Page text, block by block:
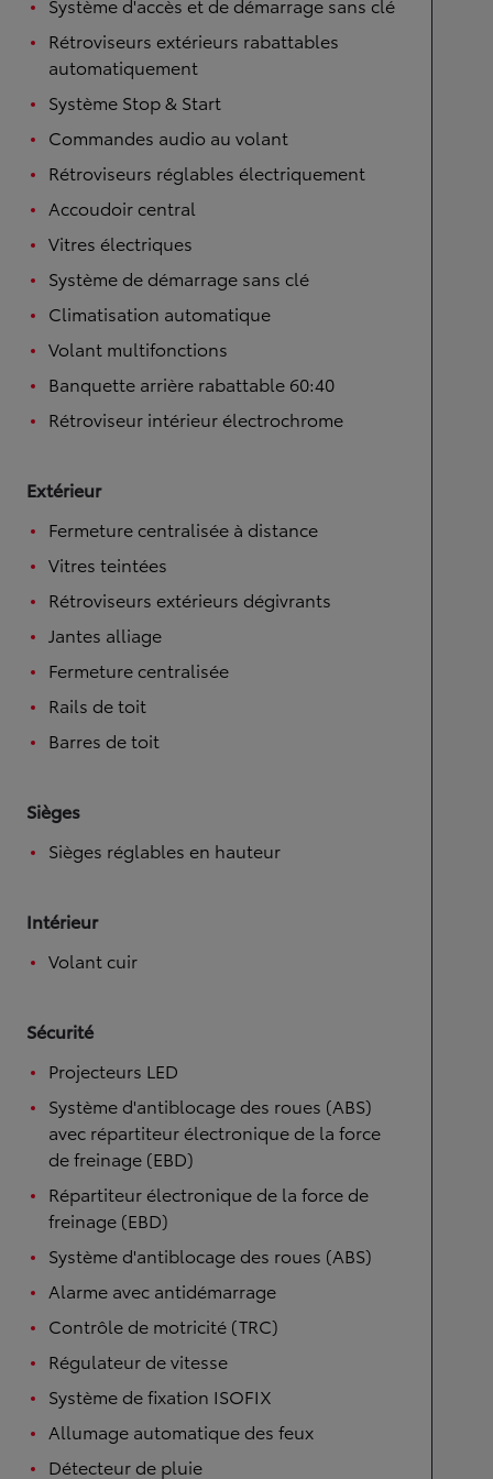
Rétroviseurs extérieurs rabattables
automatiquement
Système Stop & Start
Commandes audio au volant
Rétroviseurs réglables électriquement
Accoudoir central
Vitres électriques
Système de démarrage sans clé
Climatisation automatique
Volant multifonctions
Banquette arrière rabattable 60:40
Rétroviseur intérieur électrochrome
Extérieur
Fermeture centralisée à distance
Vitres teintées
Rétroviseurs extérieurs dégivrants
Jantes alliage
Fermeture centralisée
Rails de toit
Barres de toit
Sièges
Sièges réglables en hauteur
Intérieur
Volant cuir
Sécurité
Projecteurs LED
Système d'antiblocage des roues (ABS)
avec répartiteur électronique de la force
de freinage (EBD)
Répartiteur électronique de la force de
freinage (EBD)
Système d'antiblocage des roues (ABS)
Alarme avec antidémarrage
Contrôle de motricité (TRC)
Régulateur de vitesse
Système de fixation ISOFIX
Allumage automatique des feux
Détecteur de pluie